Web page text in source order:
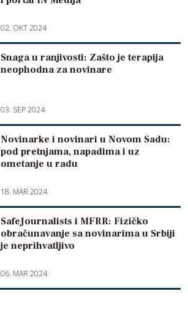
02. OKT 2024
Snaga u ranjivosti: Zašto je terapija
neophodna za novinare
03. SEP 2024
Novinarke i novinari u Novom Sadu:
pod pretnjama, napadima i uz
ometanje u radu
18. MAR 2024
SafeJournalists i MFRR: Fizičko
obračunavanje sa novinarima u Srbiji
je neprihvatljivo
06. MAR 2024